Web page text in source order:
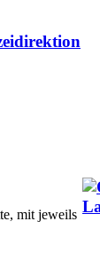
mit jeweils